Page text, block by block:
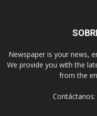
Newspaper is your news,
We provide you with the
from the
Contáctanos: